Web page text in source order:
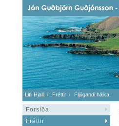
Litli Hjalli Fréttir Fljúgandi hálka.
Forsíða
Fréttir